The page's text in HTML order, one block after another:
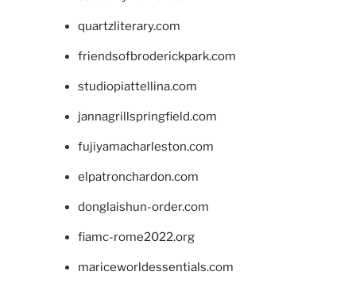
quartzliterary.com
friendsofbroderickpark.com
studiopiattellina.com
jannagrillspringfield.com
fujiyamacharleston.com
elpatronchardon.com
donglaishun-order.com
fiamc-rome2022.org
mariceworldessentials.com